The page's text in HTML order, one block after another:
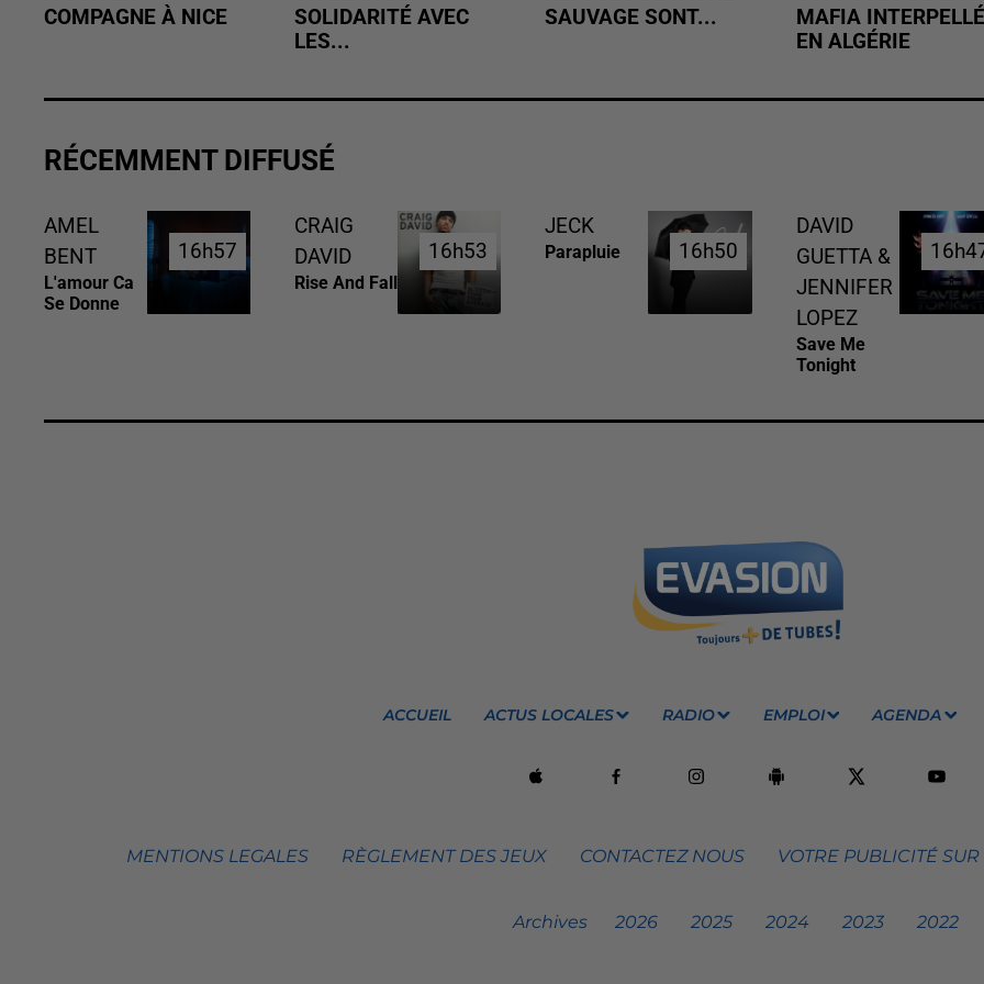
COMPAGNE À NICE
SOLIDARITÉ AVEC
LES...
SAUVAGE SONT...
MAFIA INTERPELLÉ
EN ALGÉRIE
RÉCEMMENT DIFFUSÉ
AMEL
BENT
L'amour Ca
Se Donne
16h57
16h57
CRAIG
DAVID
Rise And Fall
16h53
16h53
JECK
Parapluie 16h50
16h50
DAVID
GUETTA &
JENNIFER
LOPEZ
Save Me
Tonight
ACCUEIL ACTUS LOCALES RADIO EMPLOI AGENDA
MENTIONS LEGALES RÈGLEMENT DES JEUX CONTACTEZ NOUS VOTRE PUBLICITÉ
Archives 2026 2025 2024 2023 2022